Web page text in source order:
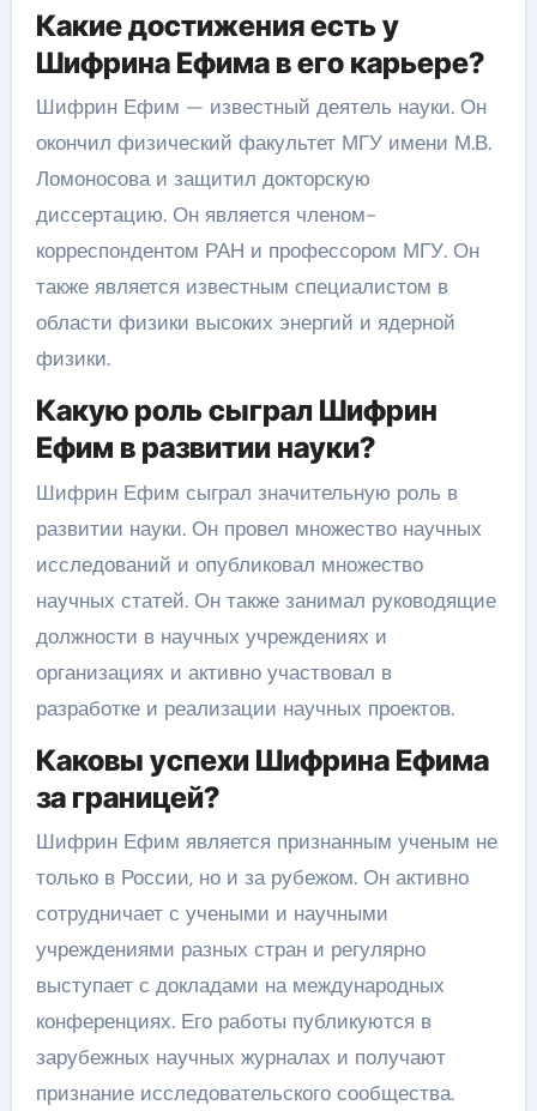
Какие достижения есть у
Шифрина Ефима в его карьере?
Шифрин Ефим — известный деятель науки. Он
окончил физический факультет МГУ имени М.В.
Ломоносова и защитил докторскую
диссертацию. Он является членом-
корреспондентом РАН и профессором МГУ. Он
также является известным специалистом в
области физики высоких энергий и ядерной
физики.
Какую роль сыграл Шифрин
Ефим в развитии науки?
Шифрин Ефим сыграл значительную роль в
развитии науки. Он провел множество научных
исследований и опубликовал множество
научных статей. Он также занимал руководящие
должности в научных учреждениях и
организациях и активно участвовал в
разработке и реализации научных проектов.
Каковы успехи Шифрина Ефима
за границей?
Шифрин Ефим является признанным ученым не
только в России, но и за рубежом. Он активно
сотрудничает с учеными и научными
учреждениями разных стран и регулярно
выступает с докладами на международных
конференциях. Его работы публикуются в
зарубежных научных журналах и получают
признание исследовательского сообщества.